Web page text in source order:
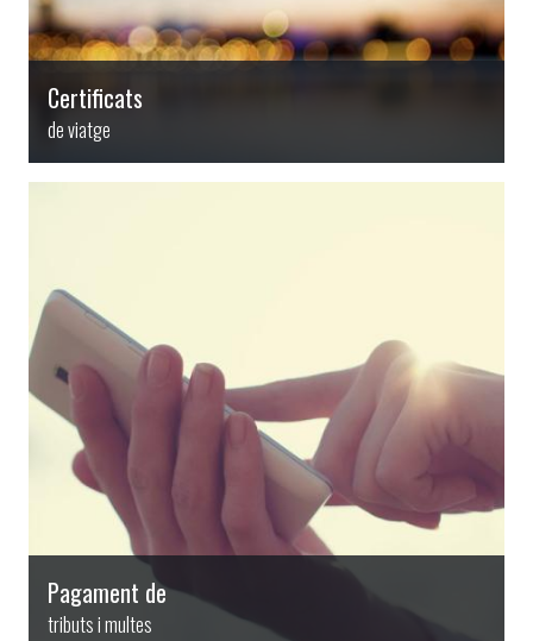
Certificats
de viatge
Pagament de
tributs i multes